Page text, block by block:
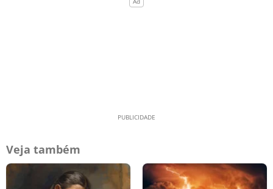
Veja também